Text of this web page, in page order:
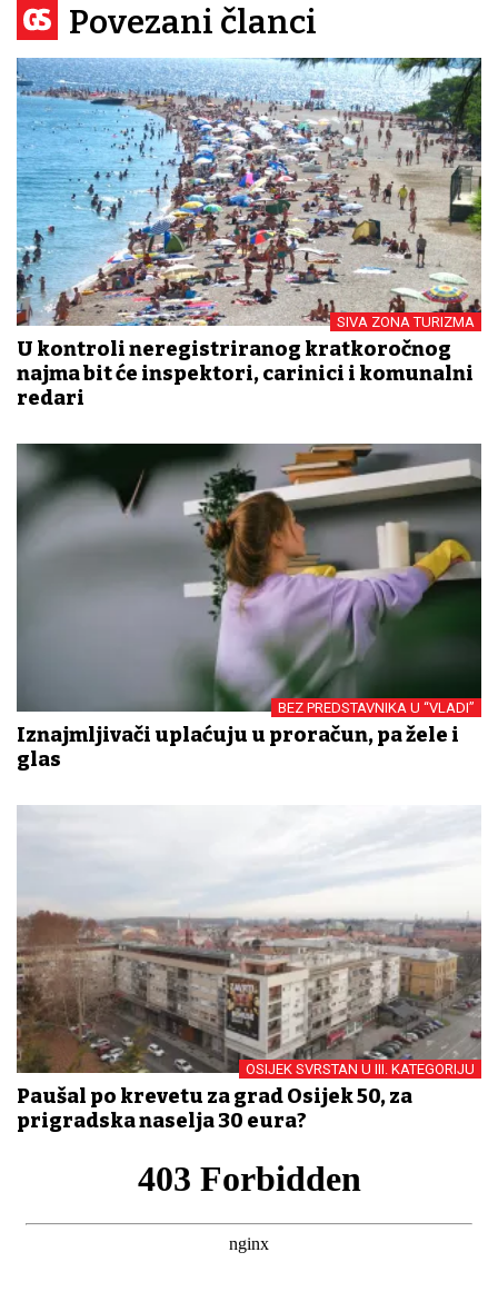
Povezani članci
SIVA ZONA TURIZMA
U kontroli neregistriranog kratkoročnog
najma bit će inspektori, carinici i komunalni
redari
BEZ PREDSTAVNIKA U “VLADI”
Iznajmljivači uplaćuju u proračun, pa žele i
glas
OSIJEK SVRSTAN U III. KATEGORIJU
Paušal po krevetu za grad Osijek 50, za
prigradska naselja 30 eura?